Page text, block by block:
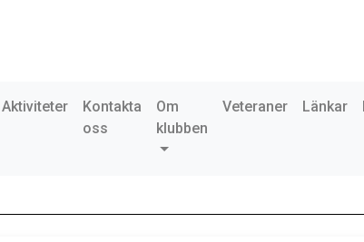
Aktiviteter
Kontakta
oss
Om
klubben
Veteraner Länkar